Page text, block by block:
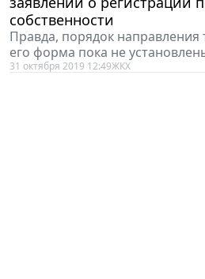
собственности
Правда, порядок направления
его форма пока не
31 октября 2019 12:49 ЖКХ